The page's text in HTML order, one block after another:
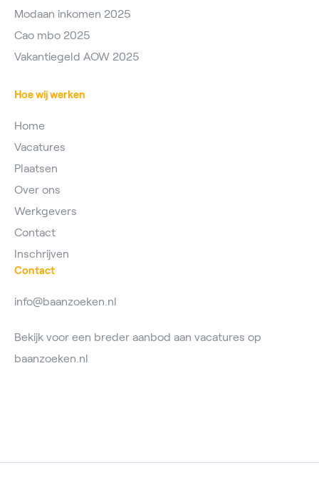
Modaan inkomen 2025
Cao mbo 2025
Vakantiegeld AOW 2025
Hoe wij werken
Home
Vacatures
Plaatsen
Over ons
Werkgevers
Contact
Inschrijven
Contact
info@baanzoeken.nl
Bekijk voor een breder aanbod aan vacatures op
baanzoeken.nl